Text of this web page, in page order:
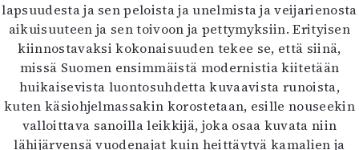
lapsuudesta ja sen peloista ja unelmista ja veijarienosta
aikuisuuteen ja sen toivoon ja pettymyksiin. Erityisen
kiinnostavaksi kokonaisuuden tekee se, että siinä,
missä Suomen ensimmäistä modernistia kiitetään
huikaisevista luontosuhdetta kuvaavista runoista,
kuten käsiohjelmassakin korostetaan, esille nouseekin
valloittava sanoilla leikkijä, joka osaa kuvata niin
lähijärvensä vuodenajat kuin heittäytyä kamalien ja